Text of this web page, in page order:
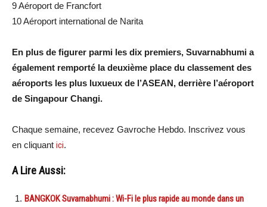
9 Aéroport de Francfort
10 Aéroport international de Narita
En plus de figurer parmi les dix premiers, Suvarnabhumi a
également remporté la deuxième place du classement des
aéroports les plus luxueux de l’ASEAN, derrière l’aéroport
de Singapour Changi.
Chaque semaine, recevez Gavroche Hebdo. Inscrivez vous
en cliquant ici.
A Lire Aussi:
BANGKOK Suvarnabhumi : Wi-Fi le plus rapide au monde dans un